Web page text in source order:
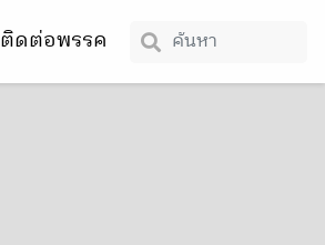
ติดต่อพรรค